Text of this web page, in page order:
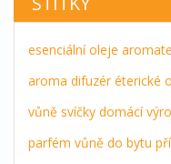
esenciální oleje
aroma difuzér éterické
vůně svíčky domácí
parfém vůně do bytu